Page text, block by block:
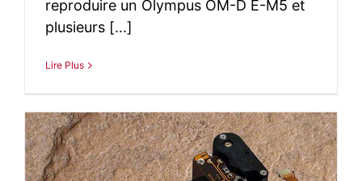
reproduire un Olympus OM-D E-M5 et
plusieurs [...]
Lire Plus